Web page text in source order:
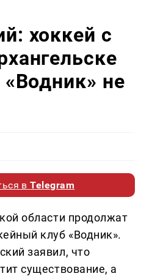
хоккей с
«Водник» не
вTelegram
области продолжат
клуб «Водник».
заявил, что
существование, а